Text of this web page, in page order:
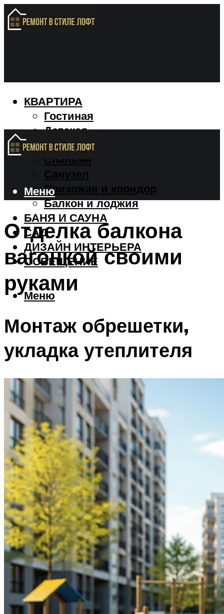
КВАРТИРА
Гостиная
Детская
Кухня
Спальня
Санузел
Прихожая и коридор
Балкон и лоджия
БАНЯ И САУНА
САД
ДИЗАЙН ИНТЕРЬЕРА
ОСВЕЩЕНИЕ
Меню
Меню
Отделка балкона
вагонкой своими
руками
Монтаж обрешетки,
укладка утеплителя